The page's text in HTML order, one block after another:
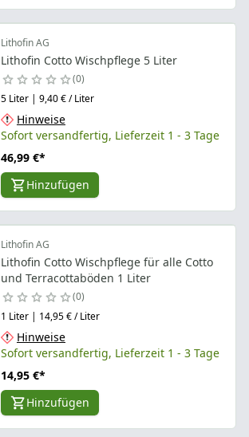
Lithofin AG
Lithofin Cotto Wischpflege 5 Liter
0
5 Liter | 9,40 € / Liter
Hinweise
Sofort versandfertig, Lieferzeit 1 - 3 Tage
46,99 €*
Hinzufügen
Lithofin AG
Lithofin Cotto Wischpflege für alle Cotto
und Terracottaböden 1 Liter
0
1 Liter | 14,95 € / Liter
Hinweise
Sofort versandfertig, Lieferzeit 1 - 3 Tage
14,95 €*
Hinzufügen